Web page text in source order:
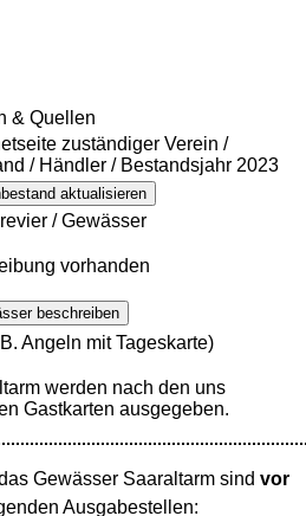
& Quellen
zuständiger Verein /
/ Händler / Bestandsjahr 2023
aktualisieren
/ Gewässer
vorhanden
beschreiben
Angeln mit Tageskarte)
werden nach den uns
Gastkarten ausgegeben.
Gewässer Saaraltarm sind vor
Ausgabestellen: